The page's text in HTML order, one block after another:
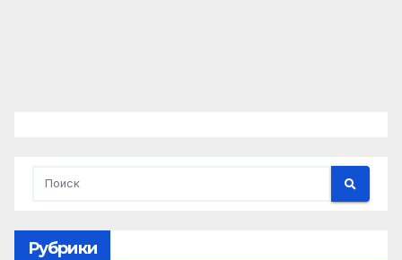
Рубрики